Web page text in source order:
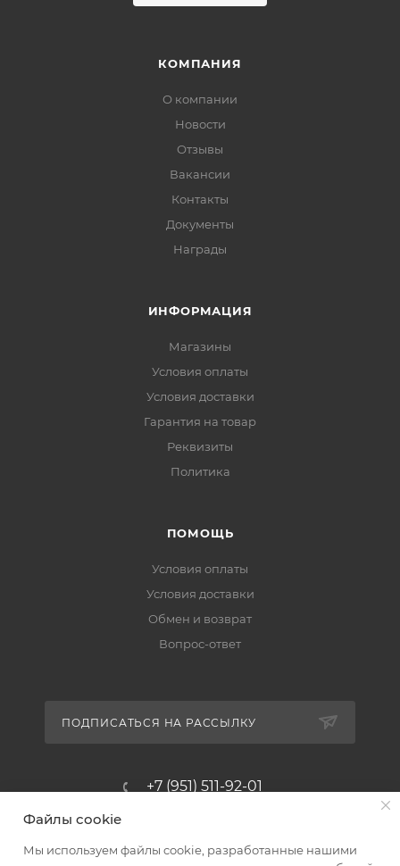
КОМПАНИЯ
О компании
Новости
Отзывы
Вакансии
Контакты
Документы
Награды
ИНФОРМАЦИЯ
Магазины
Условия оплаты
Условия доставки
Гарантия на товар
Реквизиты
Политика
ПОМОЩЬ
Условия оплаты
Условия доставки
Обмен и возврат
Вопрос-ответ
ПОДПИСАТЬСЯ НА РАССЫЛКУ
+7 (951) 511-92-01
Магазин-склад ТЦ "Альтус"
Файлы cookie
Мы используем файлы cookie, разработанные нашими